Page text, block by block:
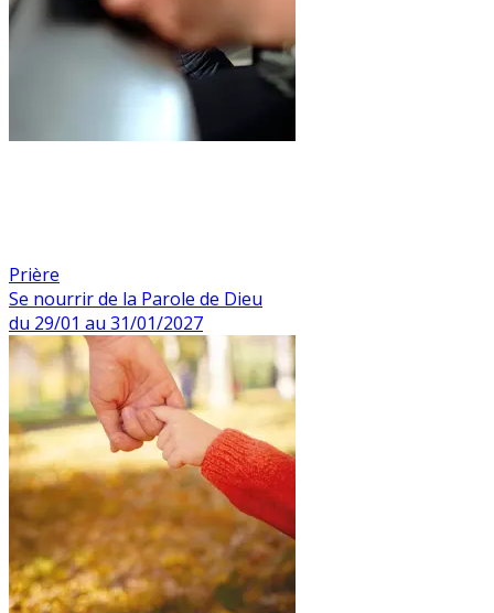
Prière
Se nourrir de la Parole de Dieu
du 29/01 au 31/01/2027